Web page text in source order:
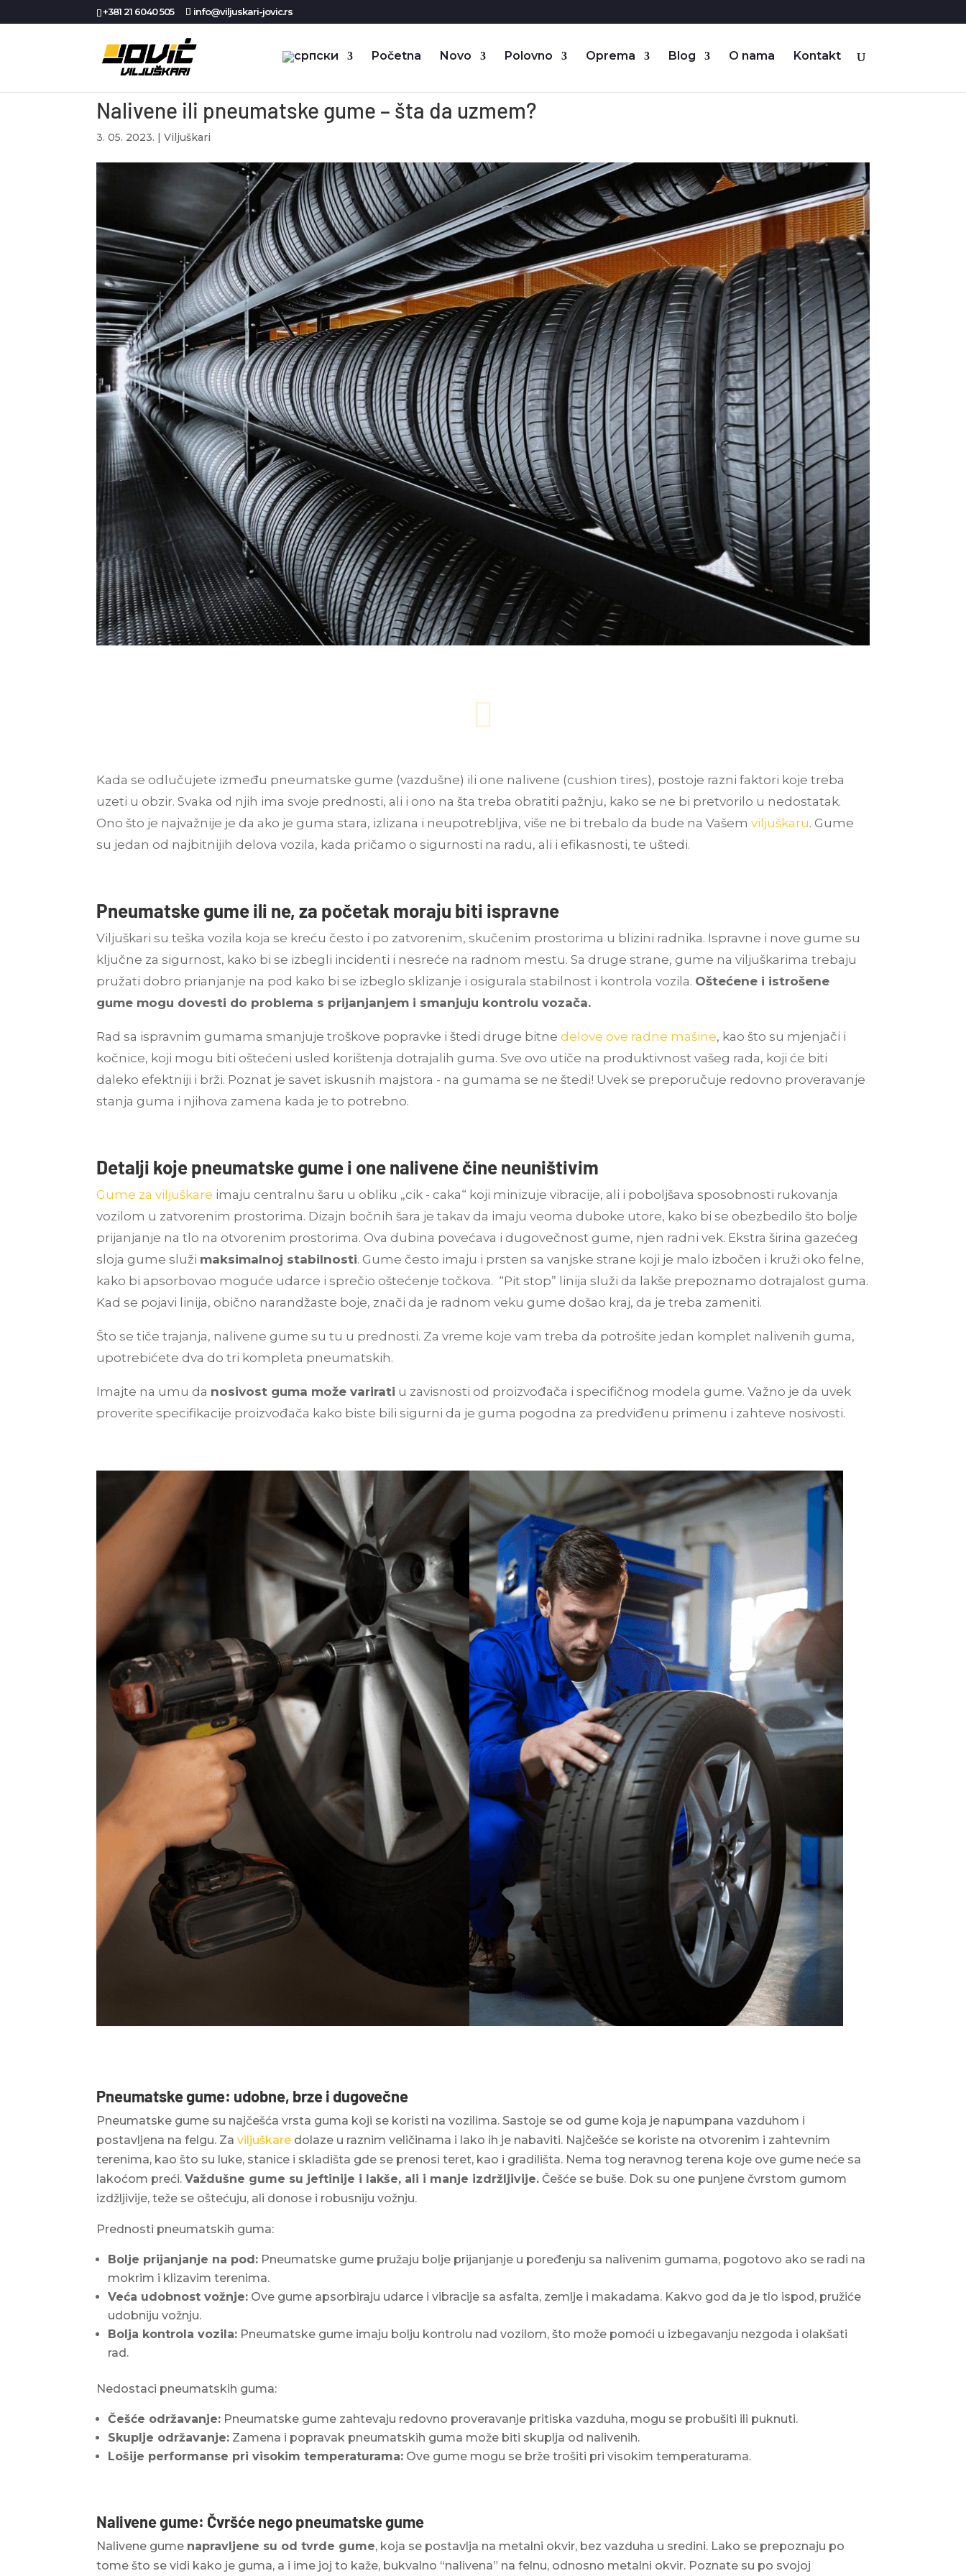
+381 21 6040 505 info@viljuskari-jovic.rs
Početna Novo Polovno Oprema Blog O nama Kontakt
Nalivene ili pneumatske gume – šta da uzmem?
3. 05. 2023. |Viljuškari

Kada se odlučujete između pneumatske gume (vazdušne) ili one nalivene (cushion tires), postoje razni faktori koje treba
uzeti u obzir. Svaka od njih ima svoje prednosti, ali i ono na šta treba obratiti pažnju, kako se ne bi pretvorilo u nedostatak.
Ono što je najvažnije je da ako je guma stara, izlizana i neupotrebljiva, više ne bi trebalo da bude na Vašemviljuškaru. Gume
su jedan od najbitnijih delova vozila, kada pričamo o sigurnosti na radu, ali i efikasnosti, te uštedi.
Pneumatske gume ili ne, za početak moraju biti ispravne
Viljuškari su teška vozila koja se kreću često i po zatvorenim, skučenim prostorima u blizini radnika. Ispravne i nove gume su
ključne za sigurnost, kako bi se izbegli incidenti i nesreće na radnom mestu. Sa druge strane, gume na viljuškarima trebaju
pružati dobro prianjanje na pod kako bi se izbeglo sklizanje i osigurala stabilnost i kontrola vozila. Oštećene i istrošene
gume mogu dovesti do problema s prijanjanjem i smanjuju kontrolu vozača.
Rad sa ispravnim gumama smanjuje troškove popravke i štedi druge bitnedelove ove radne mašine, kao što su mjenjači i
kočnice, koji mogu biti oštećeni usled korištenja dotrajalih guma. Sve ovo utiče na produktivnost vašeg rada, koji će biti
daleko efektniji i brži. Poznat je savet iskusnih majstora - na gumama se ne štedi! Uvek se preporučuje redovno proveravanje
stanja guma i njihova zamena kada je to potrebno.
Detalji koje pneumatske gume i one nalivene čine neuništivim
Gume za viljuškare imaju centralnu šaru u obliku „cik - caka“ koji minizuje vibracije, ali i poboljšava sposobnosti rukovanja
vozilom u zatvorenim prostorima. Dizajn bočnih šara je takav da imaju veoma duboke utore, kako bi se obezbedilo što bolje
prijanjanje na tlo na otvorenim prostorima. Ova dubina povećava i dugovečnost gume, njen radni vek. Ekstra širina gazećeg
sloja gume služi maksimalnoj stabilnosti. Gume često imaju i prsten sa vanjske strane koji je malo izbočen i kruži oko felne,
kako bi apsorbovao moguće udarce i sprečio oštećenje točkova. “Pit stop” linija služi da lakše prepoznamo dotrajalost guma.
Kad se pojavi linija, obično narandžaste boje, znači da je radnom veku gume došao kraj, da je treba zameniti.
Što se tiče trajanja, nalivene gume su tu u prednosti. Za vreme koje vam treba da potrošite jedan komplet nalivenih guma,
upotrebićete dva do tri kompleta pneumatskih.
Imajte na umu da nosivost guma može varirati u zavisnosti od proizvođača i specifičnog modela gume. Važno je da uvek
proverite specifikacije proizvođača kako biste bili sigurni da je guma pogodna za predviđenu primenu i zahteve nosivosti.
Pneumatske gume: udobne, brze i dugovečne
Pneumatske gume su najčešća vrsta guma koji se koristi na vozilima. Sastoje se od gume koja je napumpana vazduhom i
postavljena na felgu. Zaviljuškare dolaze u raznim veličinama i lako ih je nabaviti. Najčešće se koriste na otvorenim i zahtevnim
terenima, kao što su luke, stanice i skladišta gde se prenosi teret, kao i gradilišta. Nema tog neravnog terena koje ove gume neće sa
lakoćom preći.Važdušne gume su jeftinije i lakše, ali i manje izdržljivije. Češće se buše. Dok su one punjene čvrstom gumom
izdžljivije, teže se oštećuju, ali donose i robusniju vožnju.
Prednosti pneumatskih guma:
Bolje prijanjanje na pod: Pneumatske gume pružaju bolje prijanjanje u poređenju sa nalivenim gumama, pogotovo ako se radi na
mokrim i klizavim terenima.
Veća udobnost vožnje: Ove gume apsorbiraju udarce i vibracije sa asfalta, zemlje i makadama. Kakvo god da je tlo ispod, pružiće
udobniju vožnju.
Bolja kontrola vozila: Pneumatske gume imaju bolju kontrolu nad vozilom, što može pomoći u izbegavanju nezgoda i olakšati
rad.
Nedostaci pneumatskih guma:
Češće održavanje: Pneumatske gume zahtevaju redovno proveravanje pritiska vazduha, mogu se probušiti ili puknuti.
Skuplje održavanje: Zamena i popravak pneumatskih guma može biti skuplja od nalivenih.
Lošije performanse pri visokim temperaturama: Ove gume mogu se brže trošiti pri visokim temperaturama.
Nalivene gume: Čvršće nego pneumatske gume
Nalivene gume napravljene su od tvrde gume, koja se postavlja na metalni okvir, bez vazduha u sredini. Lako se prepoznaju po
tome što se vidi kako je guma, a i ime joj to kaže, bukvalno “nalivena” na felnu, odnosno metalni okvir. Poznate su po svojoj